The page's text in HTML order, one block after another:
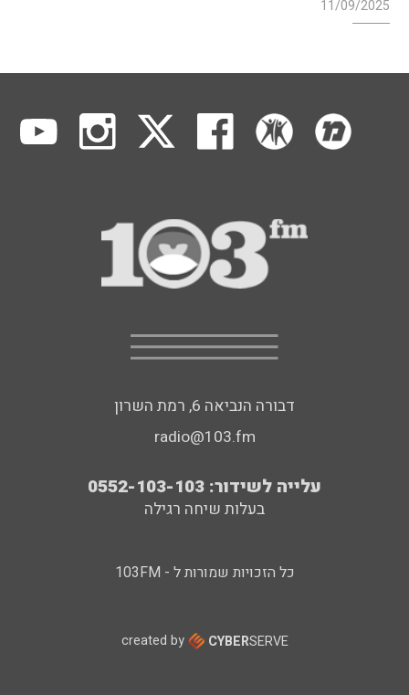
11/09/2025
דבורה הנביאה 6, רמת השרון
radio@103.fm
עלייה לשידור: 0552-103-103
בעלות שיחה רגילה
כל הזכויות שמורות ל - 103FM
created by CYBERSERVE